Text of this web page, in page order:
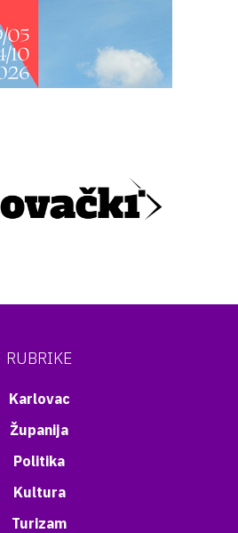
RUBRIKE
Karlovac
Županija
Politika
Kultura
Turizam